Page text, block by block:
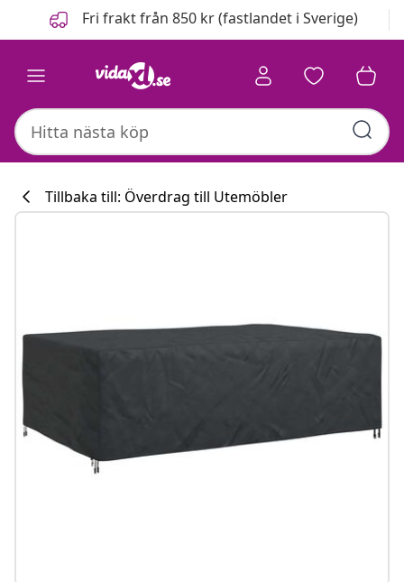
FöregåendeFri frakt från 850 kr (fastlandet i Sverige)
Tillbaka till: Överdrag till Utemöbler